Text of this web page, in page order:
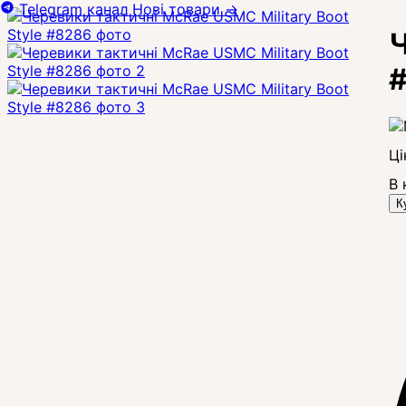
В
Telegram канал Нові товари→